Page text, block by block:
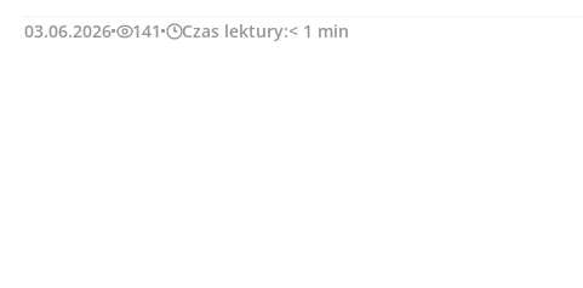
03.06.2026 141 Czas lektury:< 1 min